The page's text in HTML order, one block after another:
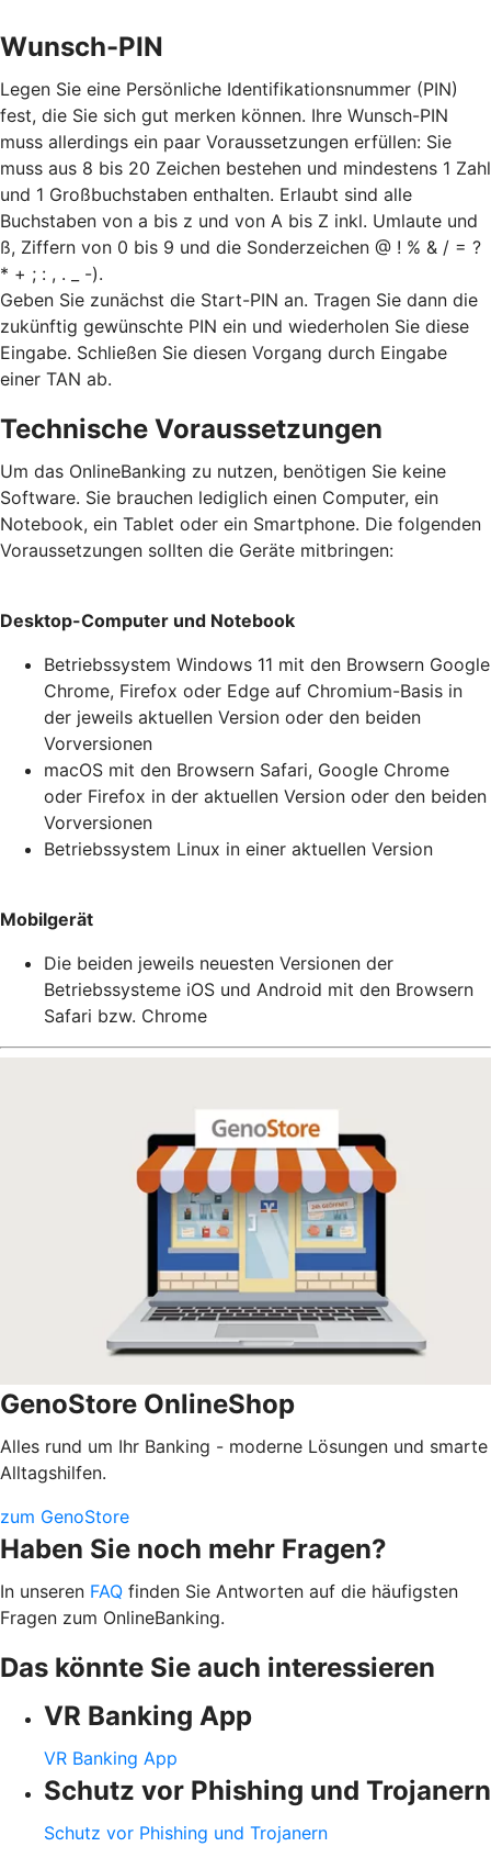
Wunsch-PIN
Legen Sie eine Persönliche Identifikationsnummer (PIN)
fest, die Sie sich gut merken können. Ihre Wunsch-PIN
muss allerdings ein paar Voraussetzungen erfüllen: Sie
muss aus 8 bis 20 Zeichen bestehen und mindestens 1 Zahl
und 1 Großbuchstaben enthalten. Erlaubt sind alle
Buchstaben von a bis z und von A bis Z inkl. Umlaute und
ß, Ziffern von 0 bis 9 und die Sonderzeichen @ ! % & / = ?
* + ; : , . _ -).
Geben Sie zunächst die Start-PIN an. Tragen Sie dann die
zukünftig gewünschte PIN ein und wiederholen Sie diese
Eingabe. Schließen Sie diesen Vorgang durch Eingabe
einer TAN ab.
Technische Voraussetzungen
Um das OnlineBanking zu nutzen, benötigen Sie keine
Software. Sie brauchen lediglich einen Computer, ein
Notebook, ein Tablet oder ein Smartphone. Die folgenden
Voraussetzungen sollten die Geräte mitbringen:
Desktop-Computer und Notebook
Betriebssystem Windows 11 mit den Browsern Google
Chrome, Firefox oder Edge auf Chromium-Basis in
der jeweils aktuellen Version oder den beiden
Vorversionen
macOS mit den Browsern Safari, Google Chrome
oder Firefox in der aktuellen Version oder den beiden
Vorversionen
Betriebssystem Linux in einer aktuellen Version
Mobilgerät
Die beiden jeweils neuesten Versionen der
Betriebssysteme iOS und Android mit den Browsern
Safari bzw. Chrome
GenoStore OnlineShop
Alles rund um Ihr Banking - moderne Lösungen und smarte
Alltagshilfen.
zum GenoStore
Haben Sie noch mehr Fragen?
In unseren FAQ finden Sie Antworten auf die häufigsten
Fragen zum OnlineBanking.
Das könnte Sie auch interessieren
VR Banking App
VR Banking App
Schutz vor Phishing und Trojanern
Schutz vor Phishing und Trojanern